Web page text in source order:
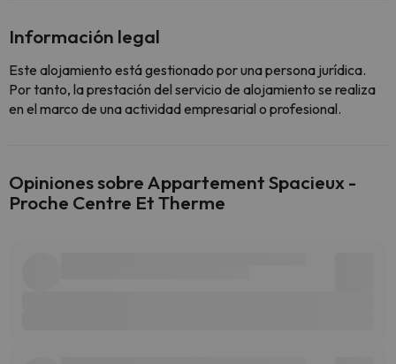
Información legal
Este alojamiento está gestionado por una persona jurídica.
Por tanto, la prestación del servicio de alojamiento se realiza
en el marco de una actividad empresarial o profesional.
Opiniones sobre Appartement Spacieux -
Proche Centre Et Therme